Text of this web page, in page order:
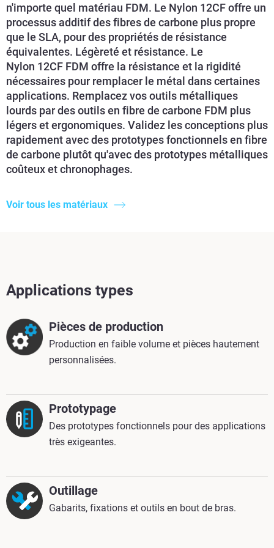
n'importe quel matériau FDM. Le Nylon 12CF offre un
processus additif des fibres de carbone plus propre
que le SLA, pour des propriétés de résistance
équivalentes. Légèreté et résistance. Le
Nylon 12CF FDM offre la résistance et la rigidité
nécessaires pour remplacer le métal dans certaines
applications. Remplacez vos outils métalliques
lourds par des outils en fibre de carbone FDM plus
légers et ergonomiques. Validez les conceptions plus
rapidement avec des prototypes fonctionnels en fibre
de carbone plutôt qu'avec des prototypes métalliques
coûteux et chronophages.
Voir tous les matériaux
Applications types
Pièces de production
Production en faible volume et pièces hautement
personnalisées.
Prototypage
Des prototypes fonctionnels pour des applications
très exigeantes.
Outillage
Gabarits, fixations et outils en bout de bras.